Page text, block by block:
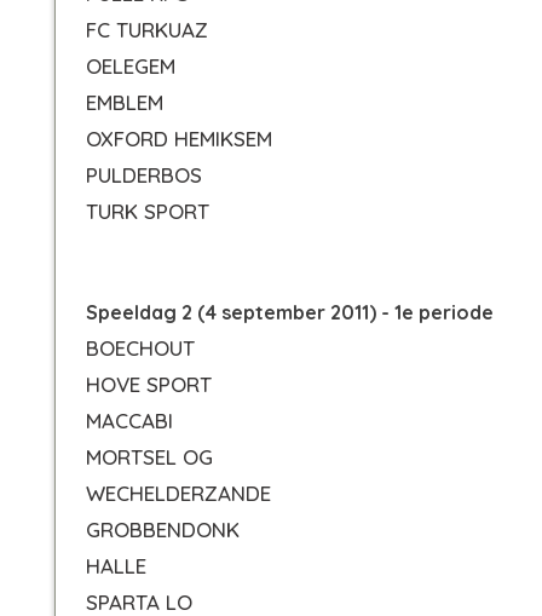
FC TURKUAZ
OELEGEM
EMBLEM
OXFORD HEMIKSEM
PULDERBOS
TURK SPORT
Speeldag 2 (4 september 2011) - 1e periode
BOECHOUT
HOVE SPORT
MACCABI
MORTSEL OG
WECHELDERZANDE
GROBBENDONK
HALLE
SPARTA LO